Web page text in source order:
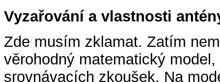
Vyzařování a vlastnosti
Zde musím zklamat. Zatím
věrohodný matematický
srovnávacích zkoušek. Na